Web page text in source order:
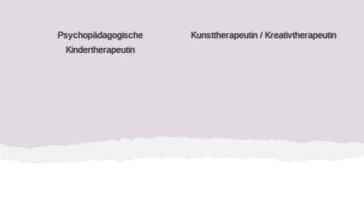
Psychopädagogische
Kindertherapeutin
Kunsttherapeutin / Kreativtherapeutin